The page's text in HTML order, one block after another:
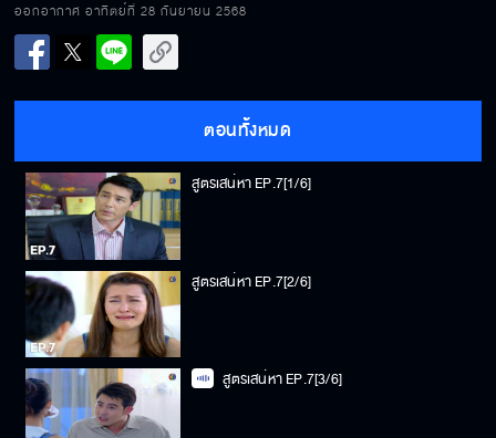
ออกอากาศ อาทิตย์ที่ 28 กันยายน 2568
ตอนทั้งหมด
สูตรเสน่หา EP.7[1/6]
สูตรเสน่หา EP.7[2/6]
สูตรเสน่หา EP.7[3/6]